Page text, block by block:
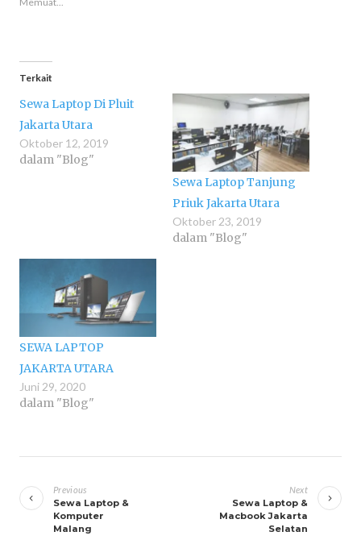
baru)
Terkait
Sewa Laptop Di Pluit
Jakarta Utara
Oktober 12, 2019
dalam "Blog"
Sewa Laptop Tanjung
Priuk Jakarta Utara
Oktober 23, 2019
dalam "Blog"
SEWA LAPTOP
JAKARTA UTARA
Juni 29, 2020
dalam "Blog"
pos
Previous
Sewa Laptop &
Komputer
Malang
Next
Sewa Laptop &
Macbook Jakarta
Selatan